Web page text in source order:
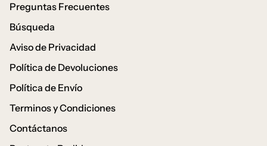
Preguntas Frecuentes
Búsqueda
Aviso de Privacidad
Política de Devoluciones
Política de Envío
Terminos y Condiciones
Contáctanos
Política de privacidad
Términos del servicio